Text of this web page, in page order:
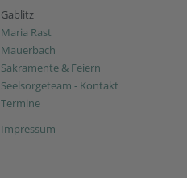
Gablitz
Maria Rast
Mauerbach
Sakramente & Feiern
Seelsorgeteam - Kontakt
Termine
Impressum